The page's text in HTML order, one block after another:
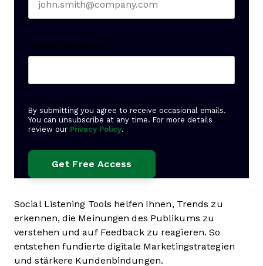
Create Password *
By submitting you agree to receive occasional emails.
You can unsubscribe at any time. For more details
review our Privacy Policy.
Social Listening Tools helfen Ihnen, Trends zu
erkennen, die Meinungen des Publikums zu
verstehen und auf Feedback zu reagieren. So
entstehen fundierte digitale Marketingstrategien
und stärkere Kundenbindungen.